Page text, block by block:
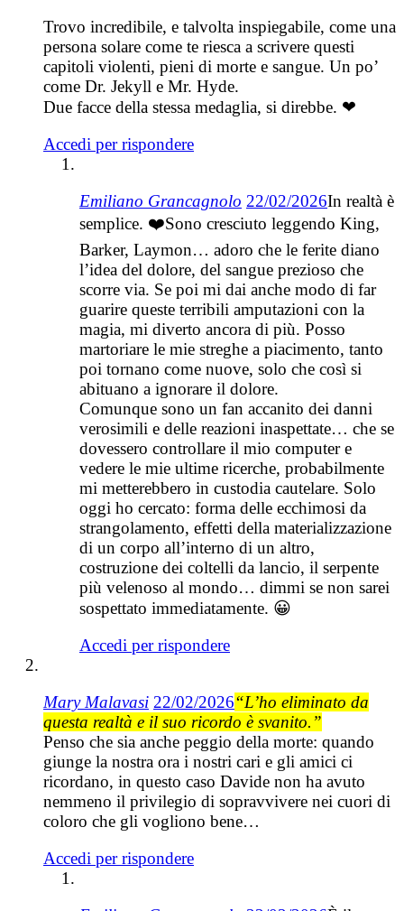
Trovo incredibile, e talvolta inspiegabile, come una
persona solare come te riesca a scrivere questi
capitoli violenti, pieni di morte e sangue. Un po’
come Dr. Jekyll e Mr. Hyde.
Due facce della stessa medaglia, si direbbe. ❤
Accedi per rispondere
Emiliano Grancagnolo 22/02/2026In realtà è
semplice. ❤️Sono cresciuto leggendo King,
Barker, Laymon… adoro che le ferite diano
l’idea del dolore, del sangue prezioso che
scorre via. Se poi mi dai anche modo di far
guarire queste terribili amputazioni con la
magia, mi diverto ancora di più. Posso
martoriare le mie streghe a piacimento, tanto
poi tornano come nuove, solo che così si
abituano a ignorare il dolore.
Comunque sono un fan accanito dei danni
verosimili e delle reazioni inaspettate… che se
dovessero controllare il mio computer e
vedere le mie ultime ricerche, probabilmente
mi metterebbero in custodia cautelare. Solo
oggi ho cercato: forma delle ecchimosi da
strangolamento, effetti della materializzazione
di un corpo all’interno di un altro,
costruzione dei coltelli da lancio, il serpente
più velenoso al mondo… dimmi se non sarei
sospettato immediatamente. 😀
Accedi per rispondere
Mary Malavasi 22/02/2026“L’ho eliminato da
questa realtà e il suo ricordo è svanito.”
Penso che sia anche peggio della morte: quando
giunge la nostra ora i nostri cari e gli amici ci
ricordano, in questo caso Davide non ha avuto
nemmeno il privilegio di sopravvivere nei cuori di
coloro che gli vogliono bene…
Accedi per rispondere